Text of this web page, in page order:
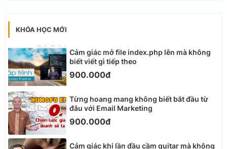
KHÓA HỌC MỚI
Cảm giác mở file index.php lên mà không
biết viết gì tiếp theo
900.000đ
Từng hoang mang không biết bắt đầu từ
đâu với Email Marketing
900.000đ
Cảm giác khi lần đầu cầm guitar mà không